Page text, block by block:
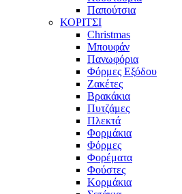
Παπούτσια
ΚΟΡΙΤΣΙ
Christmas
Μπουφάν
Πανωφόρια
Φόρμες Εξόδου
Ζακέτες
Βρακάκια
Πυτζάμες
Πλεκτά
Φορμάκια
Φόρμες
Φορέματα
Φούστες
Κορμάκια